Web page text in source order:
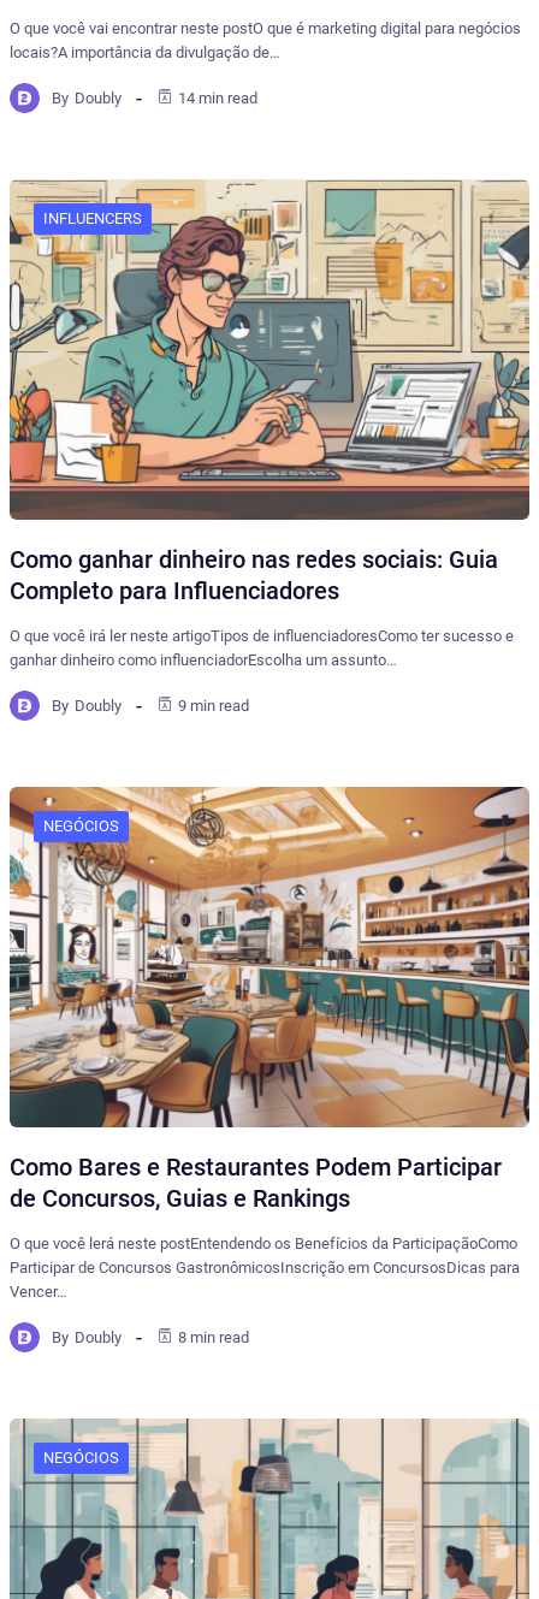
O que você vai encontrar neste postO que é marketing digital para negócios
locais?A importância da divulgação de…
By Doubly 14 min read
INFLUENCERS
Como ganhar dinheiro nas redes sociais: Guia
Completo para Influenciadores
O que você irá ler neste artigoTipos de influenciadoresComo ter sucesso e
ganhar dinheiro como influenciadorEscolha um assunto…
By Doubly 9 min read
NEGÓCIOS
Como Bares e Restaurantes Podem Participar
de Concursos, Guias e Rankings
O que você lerá neste postEntendendo os Benefícios da ParticipaçãoComo
Participar de Concursos GastronômicosInscrição em ConcursosDicas para
Vencer…
By Doubly 8 min read
NEGÓCIOS